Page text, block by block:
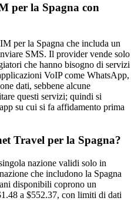
per la Spagna con
per la Spagna che includa un
SMS. Il provider vende solo
che hanno bisogno di servizi
VoIP come WhatsApp,
dati, sebbene alcune
questi servizi; quindi si
su cui si fa affidamento prima
Travel per la Spagna?
nazione validi solo in
che includono la Spagna
disponibili coprono un
a $552.37, con limiti di dati